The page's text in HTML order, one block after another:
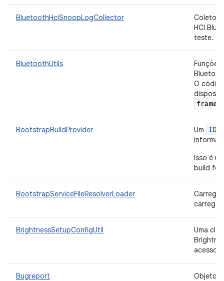
BluetoothHciSnoopLogCollector
Coletor
HCI
teste.
BluetoothUtils
O
BootstrapBuildProvider Um
Isso é
build
BootstrapServiceFileResolverLoader
Carrega
BrightnessSetupConfigUtil
Uma
acesso
Bugreport
Objeto